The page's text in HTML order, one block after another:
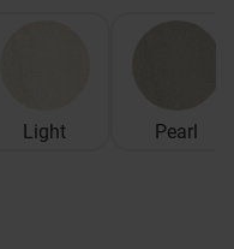
Light Pearl